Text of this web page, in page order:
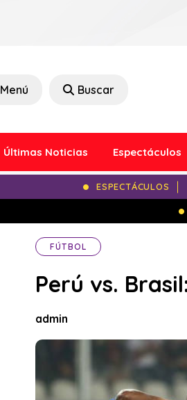
Menú Buscar
Últimas Noticias Espectáculos
ESPECTÁCULOS
FÚTBOL
Perú vs.
admin